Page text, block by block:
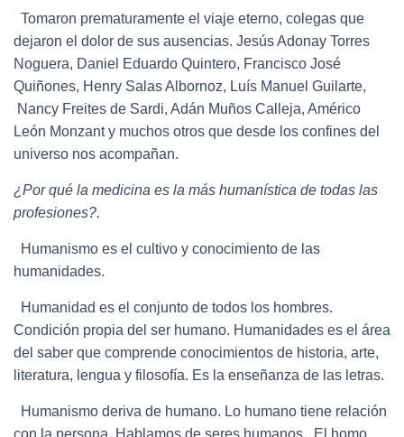
Tomaron prematuramente el viaje eterno, colegas que
dejaron el dolor de sus ausencias. Jesús Adonay Torres
Noguera, Daniel Eduardo Quintero, Francisco José
Quiñones, Henry Salas Albornoz, Luís Manuel Guilarte,
Nancy Freites de Sardi, Adán Muños Calleja, Américo
León Monzant y muchos otros que desde los confines del
universo nos acompañan.
¿Por qué la medicina es la más humanística de todas las
profesiones?.
Humanismo es el cultivo y conocimiento de las
humanidades.
Humanidad es el conjunto de todos los hombres.
Condición propia del ser humano. Humanidades es el área
del saber que comprende conocimientos de historia, arte,
literatura, lengua y filosofía. Es la enseñanza de las letras.
Humanismo deriva de humano. Lo humano tiene relación
con la persona. Hablamos de seres humanos. El homo